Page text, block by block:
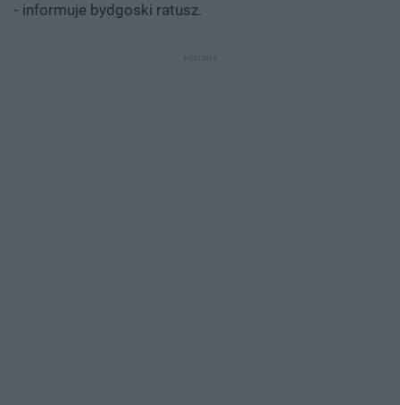
- informuje bydgoski ratusz.